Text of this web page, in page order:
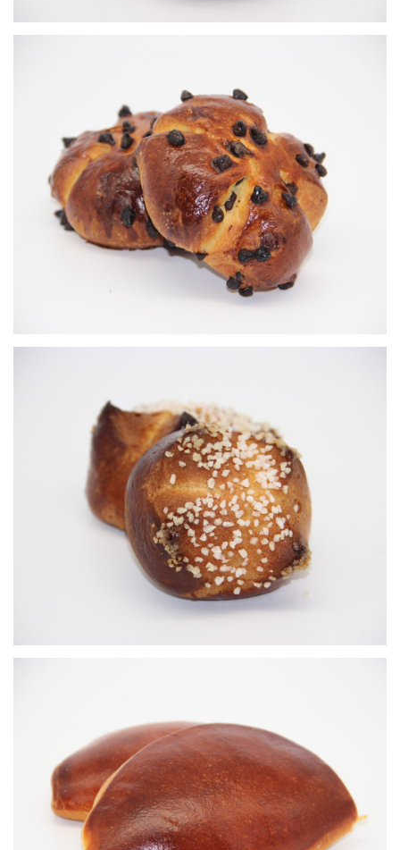
Brioche pépites de chocolat
Viennoiseries
Craquelin pain au lait
Viennoiseries
Chausson brioché
Viennoiseries